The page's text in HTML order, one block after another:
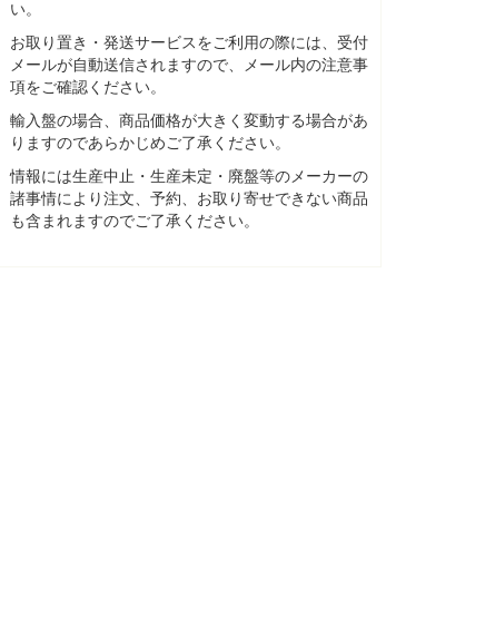
い。
お取り置き・発送サービスをご利用の際には、受付
メールが自動送信されますので、メール内の注意事
項をご確認ください。
輸入盤の場合、商品価格が大きく変動する場合があ
りますのであらかじめご了承ください。
情報には生産中止・生産未定・廃盤等のメーカーの
諸事情により注文、予約、お取り寄せできない商品
も含まれますのでご了承ください。